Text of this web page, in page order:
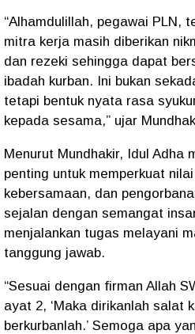
“Alhamdulillah, pegawai PLN,
mitra kerja masih diberikan
dan rezeki sehingga dapat
ibadah kurban. Ini bukan
tetapi bentuk nyata rasa
kepada sesama,” ujar
Menurut Mundhakir, Idul Adha
penting untuk memperkuat
kebersamaan, dan
sejalan dengan semangat
menjalankan tugas melayani
tanggung jawab.
“Sesuai dengan firman Allah
ayat 2, ‘Maka dirikanlah salat
berkurbanlah.’ Semoga apa